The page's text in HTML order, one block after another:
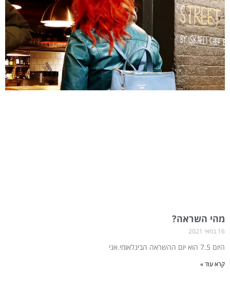
מהי השראה?
16 במאי 2021
היום 7.5 הוא יום ההשראה הבינלאומי.אני
קרא עוד »